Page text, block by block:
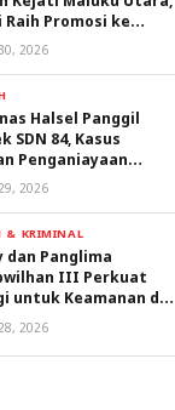
Raih Promosi ke
Agung
2026
Halsel Panggil
SDN 84, Kasus
Penganiayaan
2026
& KRIMINAL
dan Panglima
III Perkuat
untuk Keamanan dan
Malut
2026